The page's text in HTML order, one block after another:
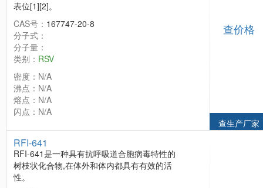
表位[1][2]。
CAS号： 167747-20-8
分子式：
分子量：
类别： RSV
密度：N/A
沸点：N/A
熔点：N/A
闪点：N/A
查价格
查生产厂家
RFI-641
RFI-641是一种具有抗呼吸道合胞病毒特性的
树枝状化合物,在体外和体内都具有有效的活
性。